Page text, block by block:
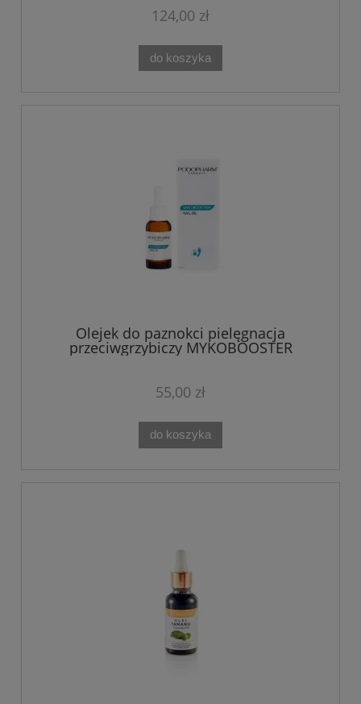
124,00 zł
do koszyka
Olejek do paznokci pielęgnacja
przeciwgrzybiczy MYKOBOOSTER
Podopharm 10 ml
55,00 zł
do koszyka